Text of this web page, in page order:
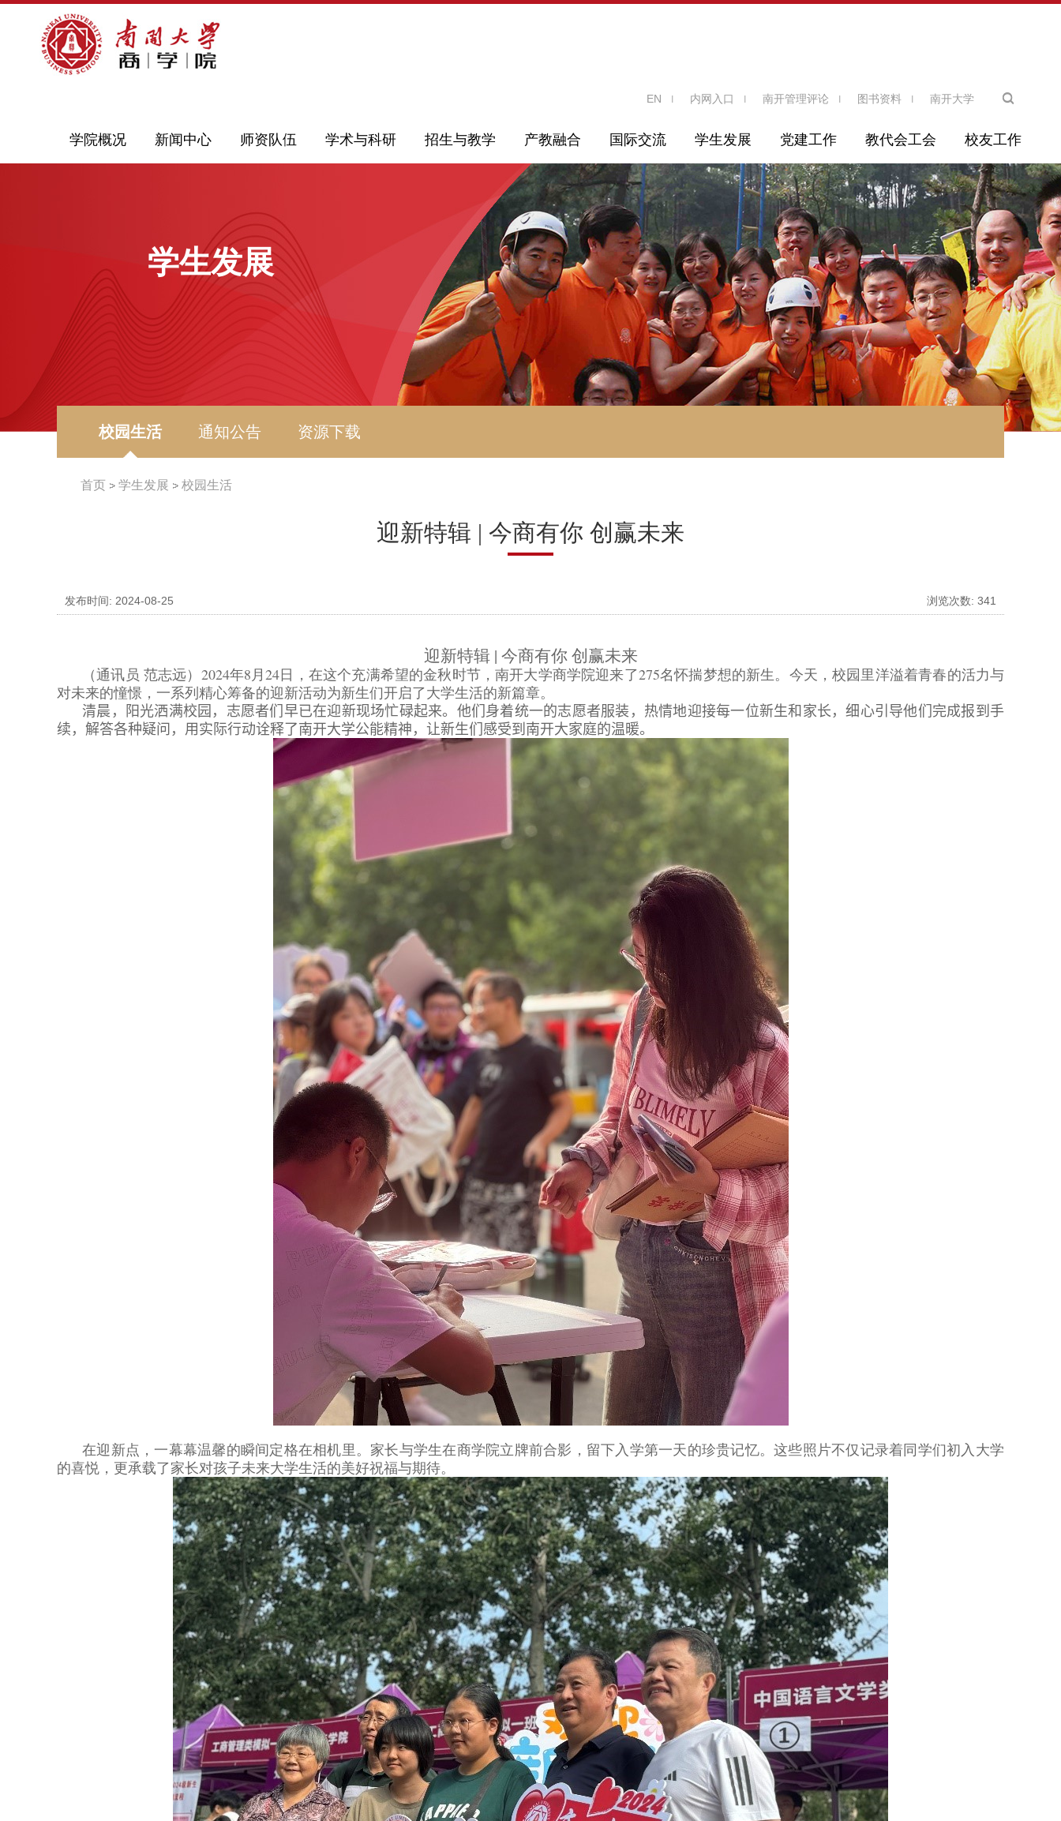
EN 内网入口 南开管理评论 图书资料 南开大学
学院概况 新闻中心 师资队伍 学术与科研 招生与教学 产教融合 国际交流 学生发展 党建工作 教代会工会 校友工作
学生发展
校园生活 通知公告 资源下载
首页 学生发展 校园生活
迎新特辑 | 今商有你 创赢未来
发布时间: 2024-08-25 浏览次数: 341
迎新特辑 | 今商有你 创赢未来
（通讯员 范志远） 2024年8月24日，在这个充满希望的金秋时节，南开大学商学院迎来了275名怀揣梦想的新生。今天，校园里洋溢着青春的活力与
对未来的憧憬，一系列精心筹备的迎新活动为新生们开启了大学生活的新篇章。
清晨，阳光洒满校园，志愿者们早已在迎新现场忙碌起来。他们身着统一的志愿者服装，热情地迎接每一位新生和家长，细心引导他们完成报到手
续，解答各种疑问，用实际行动诠释了南开大学公能精神，让新生们感受到南开大家庭的温暖。
在迎新点，一幕幕温馨的瞬间定格在相机里。家长与学生在商学院立牌前合影，留下入学第一天的珍贵记忆。这些照片不仅记录着同学们初入大学
的喜悦，更承载了家长对孩子未来大学生活的美好祝福与期待。